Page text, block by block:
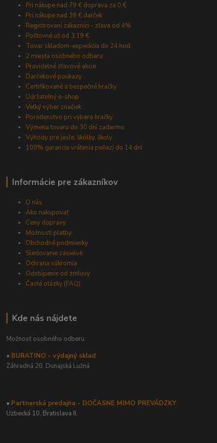
Pri nákupe nad 79 € doprava za 0 €
Pri nákupe nad 39 € darček
Registrovaní zákazníci - zľava od 4%
Poštovné už od 3,19 €
Tovar skladom-expedícia do 24 hod.
2 miesta osobného odberu
Pravidelné zľavové akcie
Darčekové poukazy
Certifikované a bezpečné hračky
Udržateľný e-shop
Veľký výber značiek
Poradenstvo pri výbere hračky
Výmena tovaru do 30 dní zadarmo
Výhody pre jasle, škôlky, školy
100% garancia vrátenia peňazí do 14 dní
Informácie pre zákazníkov
O nás
Ako nakupovať
Ceny dopravy
Možnosti platby
Obchodné podmienky
Sledovanie zásielok
Ochrana súkromia
Odstúpenie od zmluvy
Časté otázky (FAQ)
Kde nás nájdete
Možnosť osobného odberu:
• BURATINO - výdajný sklad
Záhradná 20, Dunajská Lužná
• Partnerská predajňa - DOČASNE MIMO PREVÁDZKY
Uzbecká 10, Bratislava II.